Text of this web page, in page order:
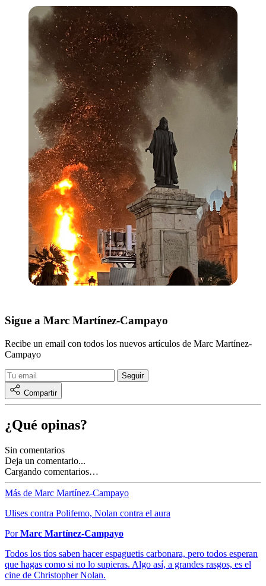
Sigue a Marc Martínez-Campayo
Recibe un email con todos los nuevos artículos de Marc Martínez-
Campayo
Compartir
¿Qué opinas?
Sin comentarios
Deja un comentario...
Cargando comentarios…
Más de Marc Martínez-Campayo
Ulises contra Polifemo, Nolan contra el aura
PorMarc Martínez-Campayo
Todos los tíos saben hacer espaguetis carbonara, pero todos esperan
que hagas como si no lo supieras. Algo así, a grandes rasgos, es el
cine de Christopher Nolan.